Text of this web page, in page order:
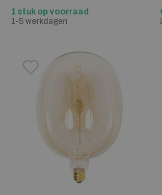
1 stuk op voorraad
1-5 werkdagen
Toevoegen aan verlanglijstje
Verwijderen van verlanglijst